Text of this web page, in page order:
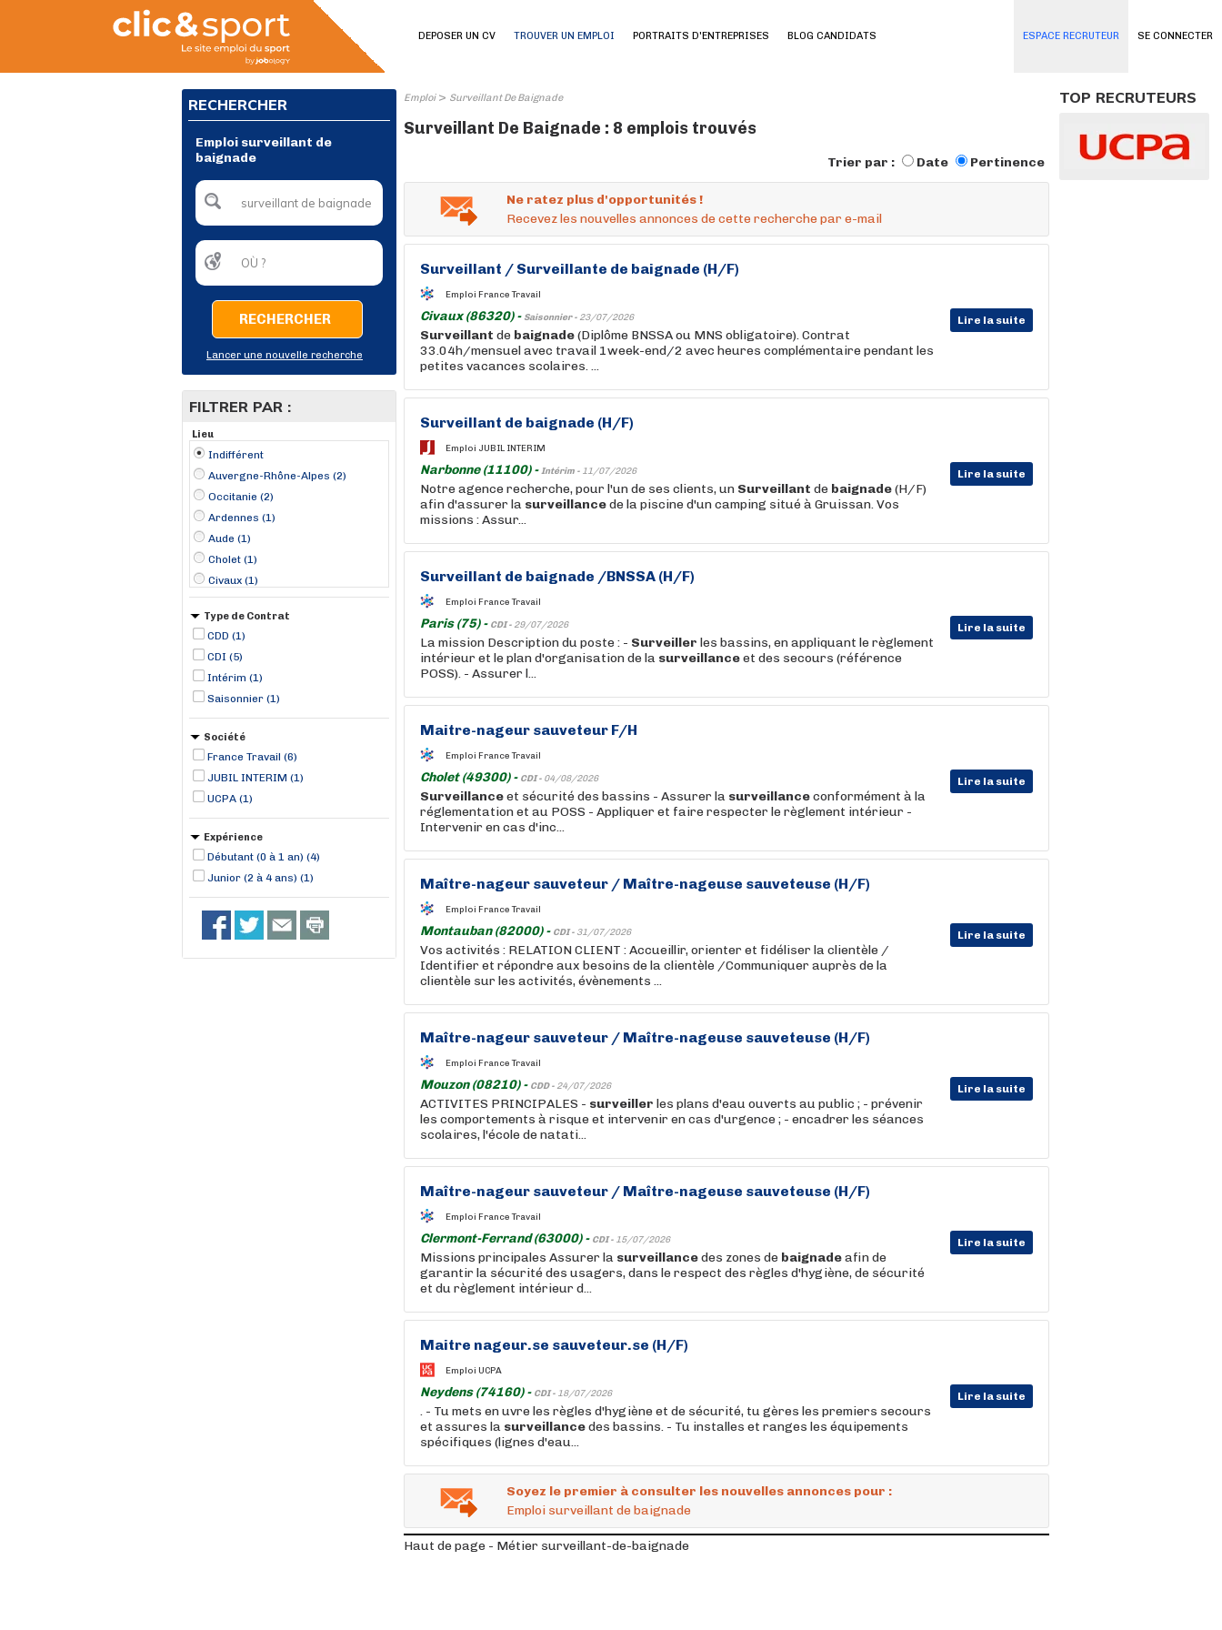
SE CONNECTER
DEPOSER UN CV TROUVER UN EMPLOI PORTRAITS D'ENTREPRISES BLOG CANDIDATS ESPACE RECRUTEUR
RECHERCHER
Emploi surveillant de
baignade
RECHERCHER
Lancer une nouvelle recherche
FILTRER PAR :
Lieu
Indifférent
Auvergne-Rhône-Alpes (2)
Occitanie (2)
Ardennes (1)
Aude (1)
Cholet (1)
Civaux (1)
Clermont-Ferrand (1)
Montauban (1)
Mouzon (1)
Narbonne (1)
Neydens (1)
Type de Contrat
CDD (1)
CDI (5)
Intérim (1)
Saisonnier (1)
Société
France Travail (6)
JUBIL INTERIM (1)
UCPA (1)
Expérience
Débutant (0 à 1 an) (4)
Junior (2 à 4 ans) (1)
Emploi> Surveillant De Baignade
Surveillant De Baignade : 8 emplois trouvés
Trier par : Date Pertinence
Ne ratez plus d'opportunités !
Recevez les nouvelles annonces de cette recherche par e-mail
Surveillant / Surveillante de baignade (H/F)
Emploi France Travail
Civaux (86320) - Saisonnier - 23/07/2026 Lire la suite
Surveillant de baignade(Diplôme BNSSA ou MNS obligatoire). Contrat
33.04h/mensuel avec travail 1week-end/2 avec heures complémentaire pendant les
petites vacances scolaires. ...
Surveillant de baignade (H/F)
Emploi JUBIL INTERIM
Narbonne (11100) -Intérim - 11/07/2026 Lire la suite
Notre agence recherche, pour l'un de ses clients, un Surveillant de baignade(H/F)
afin d'assurer la surveillancede la piscine d'un camping situé à Gruissan. Vos
missions : Assur...
Surveillant de baignade /BNSSA (H/F)
Emploi France Travail
Paris (75) - CDI - 29/07/2026 Lire la suite
La mission Description du poste : - Surveiller les bassins, en appliquant le règlement
intérieur et le plan d'organisation de la surveillanceet des secours (référence
POSS). - Assurer l...
Maitre-nageur sauveteur F/H
Emploi France Travail
Cholet (49300) - CDI - 04/08/2026 Lire la suite
Surveillanceet sécurité des bassins - Assurer la surveillanceconformément à la
réglementation et au POSS - Appliquer et faire respecter le règlement intérieur -
Intervenir en cas d'inc...
Maître-nageur sauveteur / Maître-nageuse sauveteuse (H/F)
Emploi France Travail
Montauban (82000) - CDI - 31/07/2026 Lire la suite
Vos activités : RELATION CLIENT : Accueillir, orienter et fidéliser la clientèle /
Identifier et répondre aux besoins de la clientèle /Communiquer auprès de la
clientèle sur les activités, évènements ...
Maître-nageur sauveteur / Maître-nageuse sauveteuse (H/F)
Emploi France Travail
Mouzon (08210) - CDD - 24/07/2026 Lire la suite
ACTIVITES PRINCIPALES - surveiller les plans d'eau ouverts au public ; - prévenir
les comportements à risque et intervenir en cas d'urgence ; - encadrer les séances
scolaires, l'école de natati...
Maître-nageur sauveteur / Maître-nageuse sauveteuse (H/F)
Emploi France Travail
Clermont-Ferrand (63000) - CDI - 15/07/2026 Lire la suite
Missions principales Assurer la surveillancedes zones de baignadeafin de
garantir la sécurité des usagers, dans le respect des règles d'hygiène, de sécurité
et du règlement intérieur d...
Maitre nageur.se sauveteur.se (H/F)
Emploi UCPA
Neydens (74160) - CDI - 18/07/2026 Lire la suite
. - Tu mets en uvre les règles d'hygiène et de sécurité, tu gères les premiers secours
et assures la surveillancedes bassins. - Tu installes et ranges les équipements
spécifiques (lignes d'eau...
Soyez le premier à consulter les nouvelles annonces pour :
Emploi surveillant de baignade
Haut de page - Métier surveillant-de-baignade
TOP RECRUTEURS